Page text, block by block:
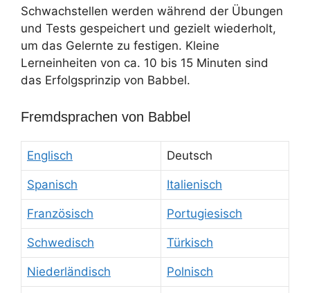
Schwachstellen werden während der Übungen
und Tests gespeichert und gezielt wiederholt,
um das Gelernte zu festigen. Kleine
Lerneinheiten von ca. 10 bis 15 Minuten sind
das Erfolgsprinzip von Babbel.
Fremdsprachen von Babbel
Englisch Deutsch
Spanisch Italienisch
Französisch Portugiesisch
Schwedisch Türkisch
Niederländisch Polnisch